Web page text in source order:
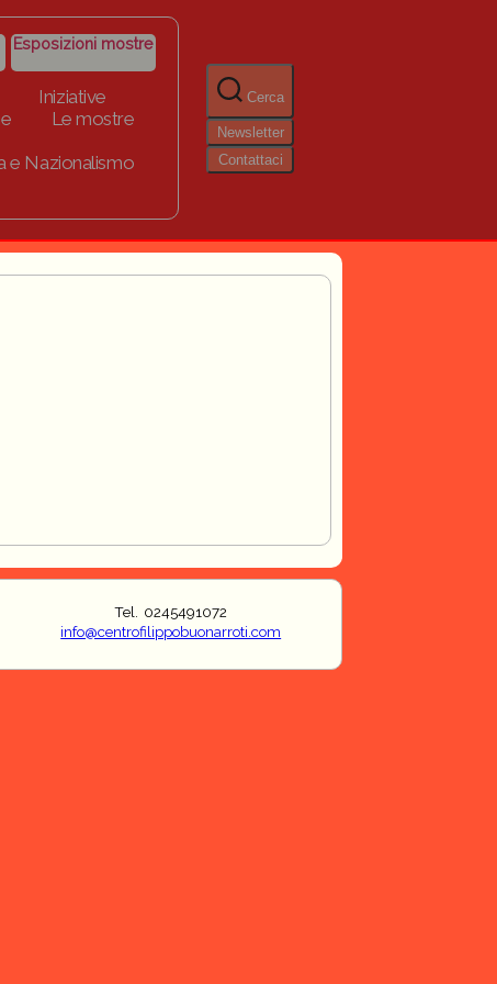
Esposizioni mostre
Iniziative
Le mostre
e Nazionalismo
Cerca
Newsletter
Contattaci
Tel. 0245491072
info@centrofilippobuonarroti.com